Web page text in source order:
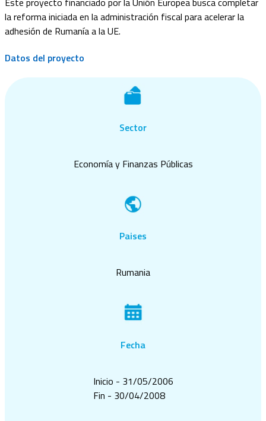
la reforma iniciada en la administración fiscal para acelerar la
adhesión de Rumanía a la UE.
Datos del proyecto
Sector
Economía y Finanzas Públicas
Paises
Rumania
Fecha
Inicio - 31/05/2006
Fin - 30/04/2008